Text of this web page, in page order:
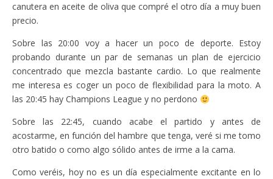
canutera en aceite de oliva que compré el otro día a muy buen
precio.
Sobre las 20:00 voy a hacer un poco de deporte. Estoy
probando durante un par de semanas un plan de ejercicio
concentrado que mezcla bastante cardio. Lo que realmente
me interesa es coger un poco de flexibilidad para la moto. A
las 20:45 hay Champions League y no perdono
Sobre las 22:45, cuando acabe el partido y antes de
acostarme, en función del hambre que tenga, veré si me tomo
otro batido o como algo sólido antes de irme a la cama.
Como veréis, hoy no es un día especialmente excitante en lo